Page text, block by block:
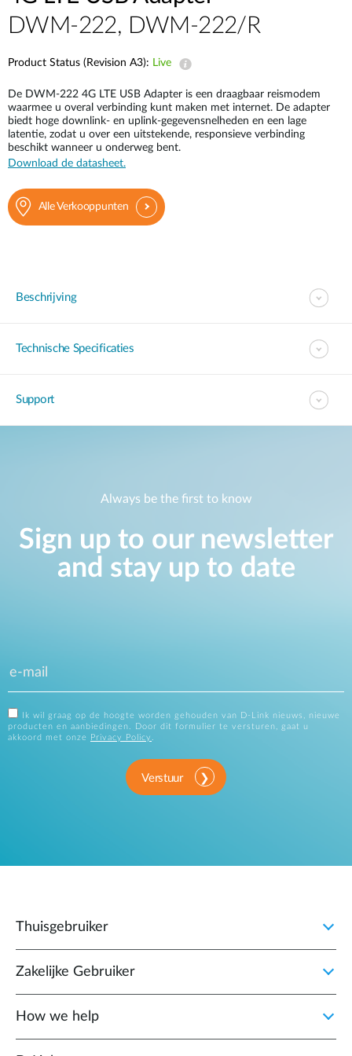
DWM-222, DWM-222/R
Product Status (Revision A3): Live
De DWM-222 4G LTE USB Adapter is een draagbaar reismodem
waarmee u overal verbinding kunt maken met internet. De adapter
biedt hoge downlink- en uplink-gegevensnelheden en een lage
latentie, zodat u over een uitstekende, responsieve verbinding
beschikt wanneer u onderweg bent.
Download de datasheet.
Alle Verkooppunten
Beschrijving
Technische Specificaties
Support
Always be the first to know
Sign up to our newsletter
and stay up to date
Ik wil graag op de hoogte worden gehouden van D-Link nieuws, nieuwe
producten en aanbiedingen. Door dit formulier te versturen, gaat u
akkoord met onze
Privacy Policy .
Verstuur
Thuisgebruiker
Zakelijke Gebruiker
How we help